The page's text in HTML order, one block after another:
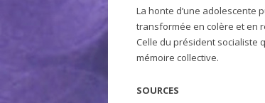
La honte d’une adolescente
transformée en colère et en
Celle du président socialiste
mémoire collective.
SOURCES